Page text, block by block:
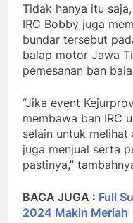
Tidak hanya itu
IRC Bobby juga
bundar tersebut
balap motor Jawa
pemesanan ban
“Jika event
membawa ban IRC
selain untuk
juga menjual serta
pastinya,”
BACA JUGA : Full
2024 Makin Meriah